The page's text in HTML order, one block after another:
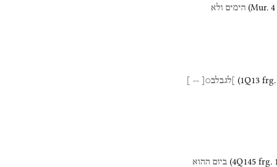
(Mur. 4 הימים ולא
(1Q13 frg. ]לגבלב○[ --
(4Q145 frg. ביום ההוא